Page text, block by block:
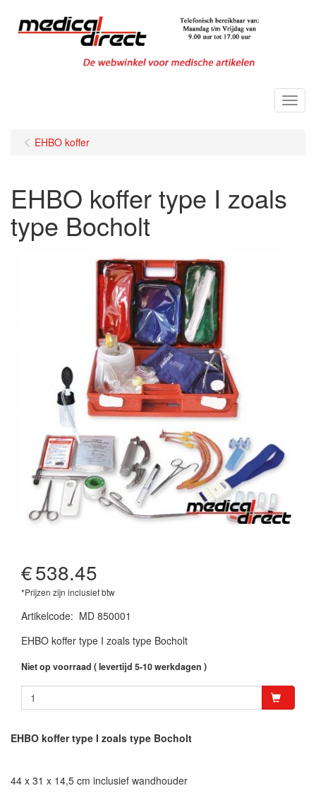
Menu
EHBO koffer
EHBO koffer type I zoals
type Bocholt
€538.45
*Prijzen zijn inclusief btw
Artikelcode: MD 850001
EHBO koffer type I zoals type Bocholt
Niet op voorraad ( levertijd 5-10 werkdagen )
EHBO koffer type I zoals type Bocholt
44 x 31 x 14,5 cm inclusief wandhouder